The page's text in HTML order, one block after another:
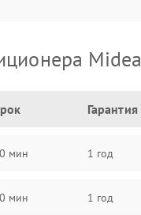
Midea
Гарантия
мин 1 год
мин 1 год